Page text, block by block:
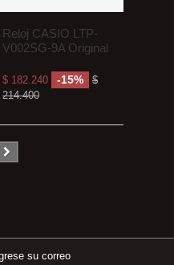
Reloj CASIO LTP-
V002SG-9A Original
$ 182.240 -15%
$
214.400